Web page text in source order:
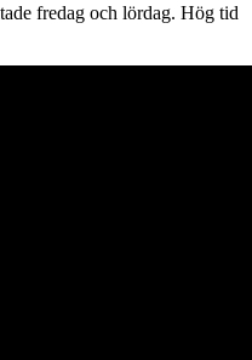
fredag och lördag. Hög tid